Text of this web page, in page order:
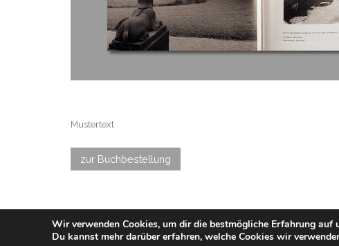
Mustertext
zur Buchbestellung
2022 Borchard & Wegner, Kiel
Wir verwenden Cookies, um dir die bestmögliche Erfahrung auf
Du kannst mehr darüber erfahren, welche Cookies wir